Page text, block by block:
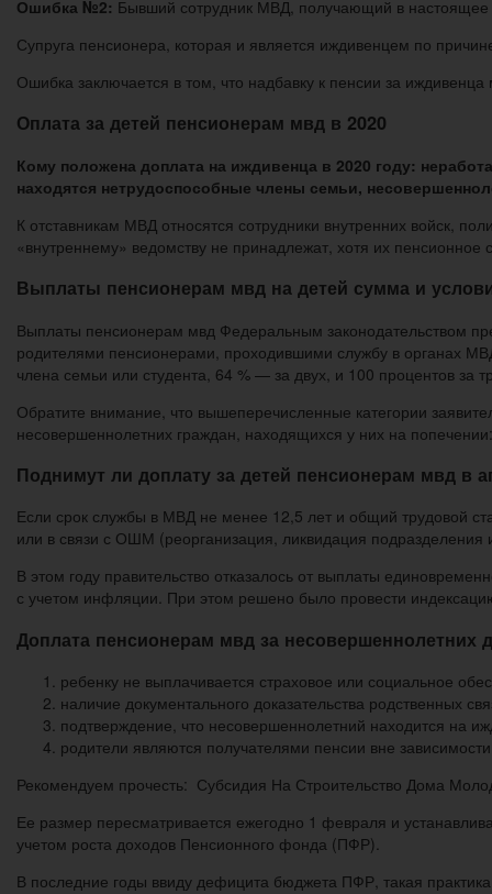
Ошибка №2: Бывший сотрудник МВД, получающий в настоящее
Супруга пенсионера, которая и является иждивенцем по
Ошибка заключается в том, что надбавку к пенсии за
Оплата за детей пенсионерам мвд в 2020
Кому положена доплата на иждивенца в 2020 году:
находятся нетрудоспособные члены семьи,
К отставникам МВД относятся сотрудники внутренних войск,
«внутреннему» ведомству не принадлежат, хотя их
Выплаты пенсионерам мвд на детей сумма и
Выплаты пенсионерам мвд Федеральным законодательством
родителями пенсионерами, проходившими службу в органах
члена семьи или студента, 64 % — за двух, и 100 процентов за
Обратите внимание, что вышеперечисленные категории
несовершеннолетних граждан, находящихся у них на попечении:
Поднимут ли доплату за детей пенсионерам мвд в
Если срок службы в МВД не менее 12,5 лет и общий трудовой
или в связи с ОШМ (реорганизация, ликвидация
В этом году правительство отказалось от выплаты
с учетом инфляции. При этом решено было провести
Доплата пенсионерам мвд за несовершеннолетних
ребенку не выплачивается страховое или социальное
наличие документального доказательства родственных
подтверждение, что несовершеннолетний находится на
родители являются получателями пенсии вне
Рекомендуем прочесть: Субсидия На Строительство Дома
Ее размер пересматривается ежегодно 1 февраля и
учетом роста доходов Пенсионного фонда (ПФР).
В последние годы ввиду дефицита бюджета ПФР, такая практика